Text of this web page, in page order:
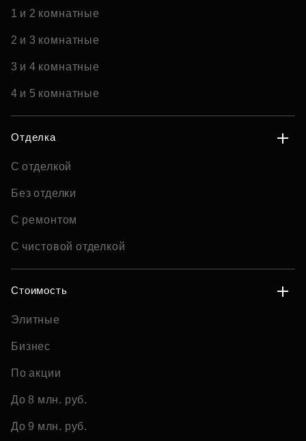
1 и 2 комнатные
2 и 3 комнатные
3 и 4 комнатные
4 и 5 комнатные
Отделка
С отделкой
Без отделки
С ремонтом
С чистовой отделкой
Стоимость
Элитные
Бизнес
По акции
До 8 млн. руб.
До 9 млн. руб.